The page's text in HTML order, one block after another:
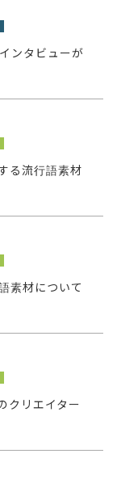
ンタビューが
る流行語素材
素材について
クリエイター